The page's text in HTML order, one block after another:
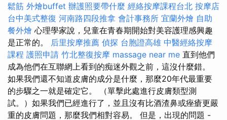
鬆筋 外燴buffet 辦護照要帶什麼 經絡按摩課程台北 按摩店
台中美式整復 河南路四段推拿 會計事務所 宜蘭外燴 自助
餐外燴 心理學家說，兒童在青春期開始對美容護理感興趣
是正常的。 后里按摩推薦 偵探 台胞證高雄 中醫經絡按摩
課程 護照申請 竹北整復按摩 massage near me 直到他們
成為他們在互聯網上看到的痴迷外觀之前，這沒什麼錯。
如果我們還不知道皮膚的成分是什麼，那麼20年代最重要
的步驟之一就是確定它。 （單擊此處進行皮膚類型測
試。）如果我們已經進行了，並且沒有比酒渣鼻或痤瘡更嚴
重的皮膚問題，那麼我們相對容易。 但是，出現的問題 -